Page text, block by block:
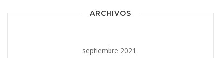
ARCHIVOS
septiembre 2021